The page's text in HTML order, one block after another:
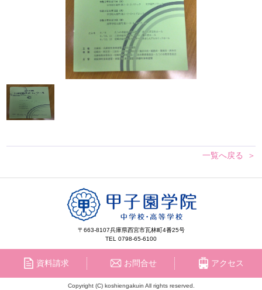
一覧へ戻る
資料請求 お問合せ アクセス
〒663-8107兵庫県西宮市瓦林町4番25号
TEL 0798-65-6100
Copyright (C) koshiengakuin All rights reserved.